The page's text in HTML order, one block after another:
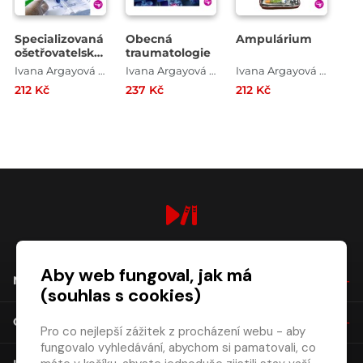
Specializovaná
ošetřovatelská
péče v
onkourologii
Ivana Argayová , Katarína Angelovičová , Lucia Dimunová
212 Kč
Obecná
traumatologie
Ivana Argayová , Jozef Bujňák , Ľudmila Miženková
237 Kč
Ampulárium
Ivana Argayová , Ľudmila Miženková
212 Kč
NÁKUP
O SPOLEČNOSTI
Aby web fungoval, jak má
(souhlas s cookies)
Pro co nejlepší zážitek z procházení webu - aby
fungovalo vyhledávání, abychom si pamatovali, co